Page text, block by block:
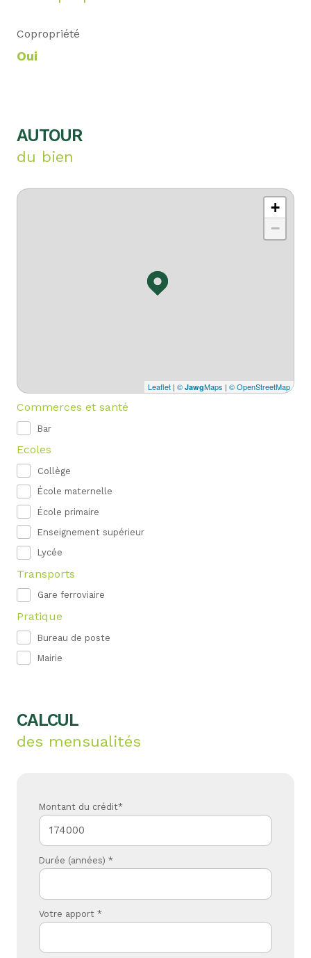
Copropriété
Oui
AUTOUR
du bien
+
−
Leaflet | © JawgMaps | © OpenStreetMap
Commerces et santé
Bar
Ecoles
Collège
École maternelle
École primaire
Enseignement supérieur
Lycée
Transports
Gare ferroviaire
Pratique
Bureau de poste
Mairie
CALCUL
des mensualités
Montant du crédit*
Durée (années) *
Votre apport *